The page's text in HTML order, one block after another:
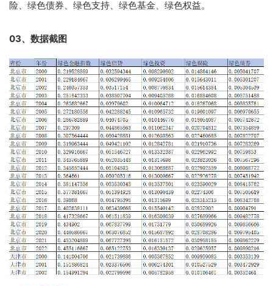
险、绿色债券、绿色支持、绿色基金、绿色权益。
03、数据截图